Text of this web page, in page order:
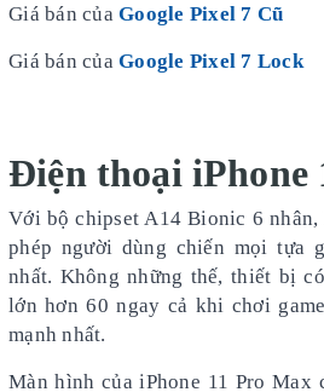
Giá bán của Google Pixel 7 Cũ
Giá bán của Google Pixel 7 Lock
Điện thoại iPhone
Với bộ chipset A14 Bionic 6 nhân,
phép người dùng chiến mọi tựa
nhất. Không những thế, thiết bị
lớn hơn 60 ngay cả khi chơi
mạnh nhất.
Màn hình của iPhone 11 Pro Max